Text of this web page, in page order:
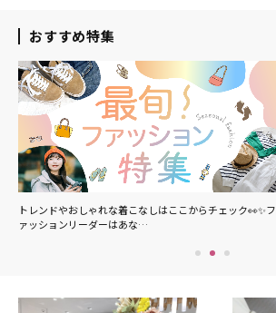
おすすめ特集
トレンドやおしゃれな着こなしはここからチェック👀✨フ
ァッションリーダーはあな…